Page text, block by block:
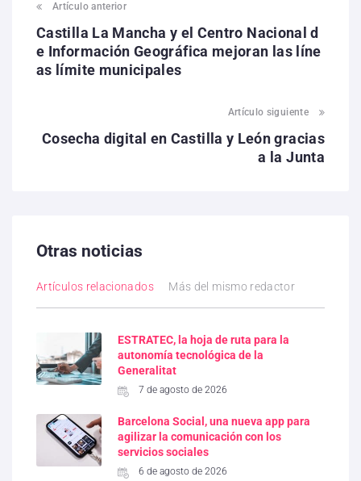
Artículo anterior
Castilla La Mancha y el Centro Nacional d
e Información Geográfica mejoran las líne
as límite municipales
Artículo siguiente
Cosecha digital en Castilla y León gracias
a la Junta
Otras noticias
Artículos relacionados Más del mismo redactor
ESTRATEC, la hoja de ruta para la
autonomía tecnológica de la
Generalitat
7 de agosto de 2026
Barcelona Social, una nueva app para
agilizar la comunicación con los
servicios sociales
6 de agosto de 2026